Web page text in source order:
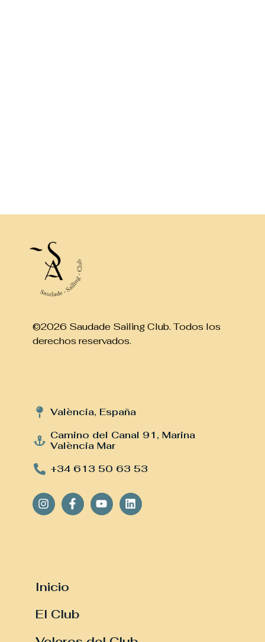
©2026 Saudade Sailing Club. Todos los
derechos reservados.
València, España
Camino del Canal 91, Marina
València Mar
+34 613 50 63 53
Inicio
El Club